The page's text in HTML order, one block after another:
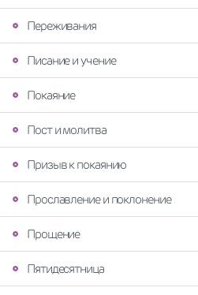
Переживания
Писание и учение
Покаяние
Пост и молитва
Призыв к покаянию
Прославление и поклонение
Прощение
Пятидесятница